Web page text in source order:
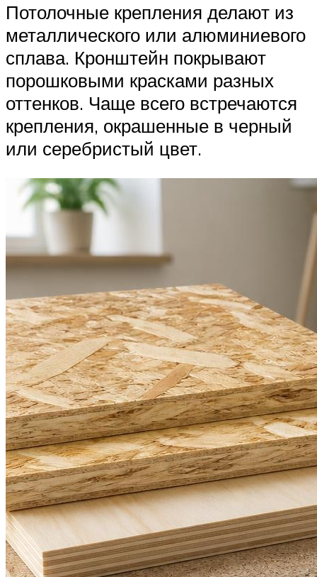
Потолочные крепления делают из
металлического или алюминиевого
сплава. Кронштейн покрывают
порошковыми красками разных
оттенков. Чаще всего встречаются
крепления, окрашенные в черный
или серебристый цвет.